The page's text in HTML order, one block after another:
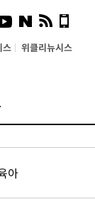
스 위클리뉴시스
아
·LH에 충실히